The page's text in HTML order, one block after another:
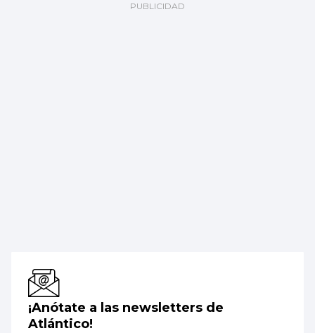
¡Anótate a las newsletters de
Atlántico!